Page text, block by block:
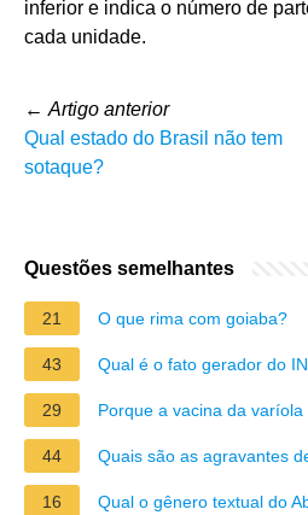
inferior e indica o número de
cada unidade.
← Artigo anterior
Qual estado do Brasil não tem
sotaque?
Questões semelhantes
21 O que rima com goiaba?
43 Qual é o fato gerador do
29 Porque a vacina da
44 Quais são as agravantes
16 Qual o gênero textual do